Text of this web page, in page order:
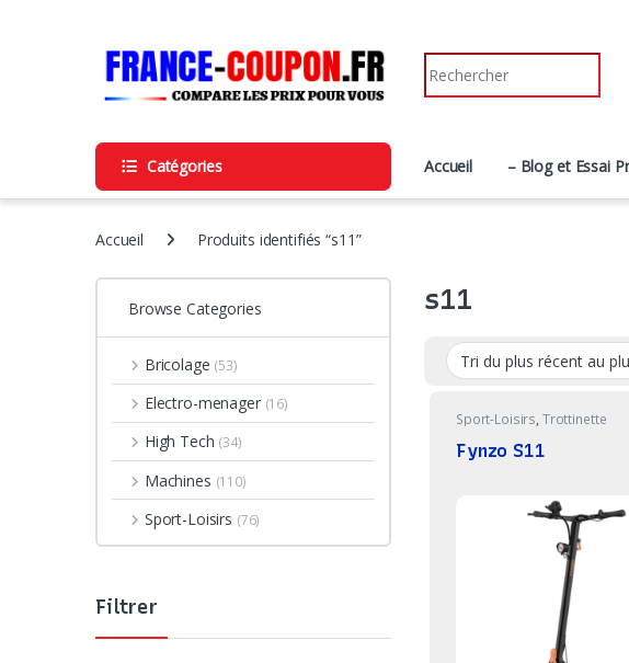
Search for:
Catégories Accueil – Blog et Essai
Accueil Produits identifiés “s11”
s11
Sport-Loisirs, Trottinette
Fynzo S11
Browse Categories
Bricolage (53)
Electro-menager (16)
High Tech (34)
Machines (110)
Sport-Loisirs (76)
Filtrer